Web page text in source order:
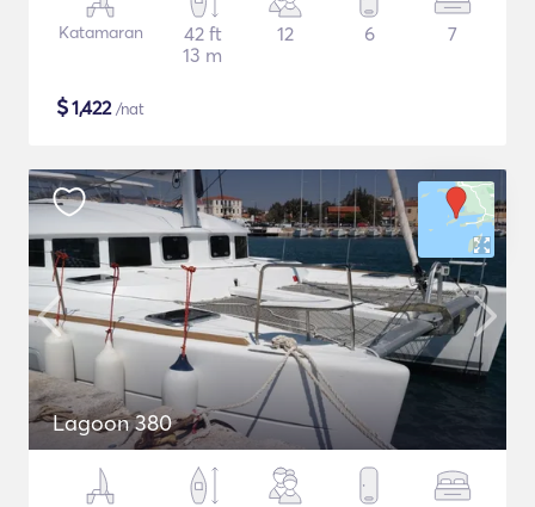
Katamaran
42 ft
13 m
12 6 7
$1,422/nat
Lagoon 380